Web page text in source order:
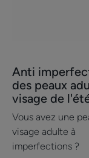
Découvrir
Anti
imperfections
des
peaux
adultes
Anti
des peaux
visage de
Vous avez une
visage adulte à
imperfections ?